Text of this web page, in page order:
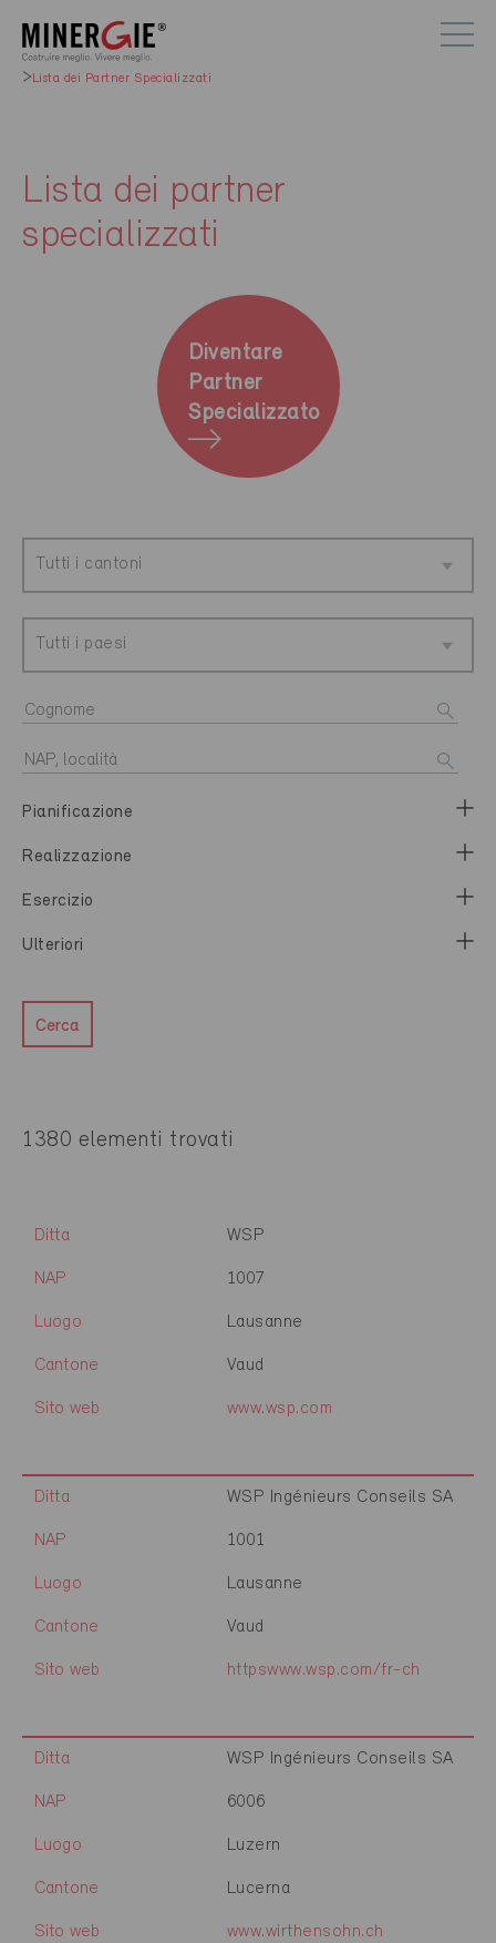
Lista dei Partner Specializzati
Lista dei partner
specializzati
Diventare
Partner
Specializzato
Tutti i cantoni
Tutti i paesi
Pianificazione
Realizzazione
Esercizio
Ulteriori
Cerca
1380 elementi trovati
Ditta WSP
NAP 1007
Luogo Lausanne
Cantone Vaud
Sito web www.wsp.com
Ditta WSP Ingénieurs Conseils SA
NAP 1001
Luogo Lausanne
Cantone Vaud
Sito web httpswww.wsp.com/fr-ch
Ditta WSP Ingénieurs Conseils SA
NAP 6006
Luogo Luzern
Cantone Lucerna
Sito web www.wirthensohn.ch